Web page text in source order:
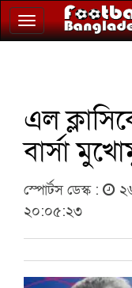
Toggle
navigation
এল
বার্সা
স্পোর্টস ডেস্ক :
২০:০৫:২৩